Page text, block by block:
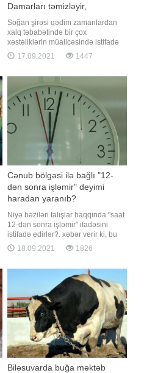
Damarları təmizləyir,
xərçəngdən qoruyur
Soğan şirəsi qədim zamanlardan
xalq təbabətində bir çox
xəstəliklərin müalicəsində istifadə
olunur. Soğanı və soğan şirəsini
"təbii antibiotik" adlandırırlar.
bakterial infeksiyaların
müalicəsində soğan şirəsi çox
geniş istifadə olunurdu. Bu haqda
məlumatla
17.09.2021 1447
Cənub bölgəsi ilə bağlı "12-
dən sonra işləmir" deyimi
haradan yaranıb?
Niyə bəziləri talışlar haqqında "saat
12-dən sonra işləmir" ifadəsini
istifadə edirlər?. xəbər verir ki, bu
barədə aparıcı, nitq təlimçisi Cəlalə
Nəzəroğlu sosial şəbəkədə
deyim talışların fiziki işlərinə görə
yaranıb:. "Çox təəssüf ki, bizdə
bəziləri insanlar
18.09.2021 1826
Biləsuvarda buğa məktəb